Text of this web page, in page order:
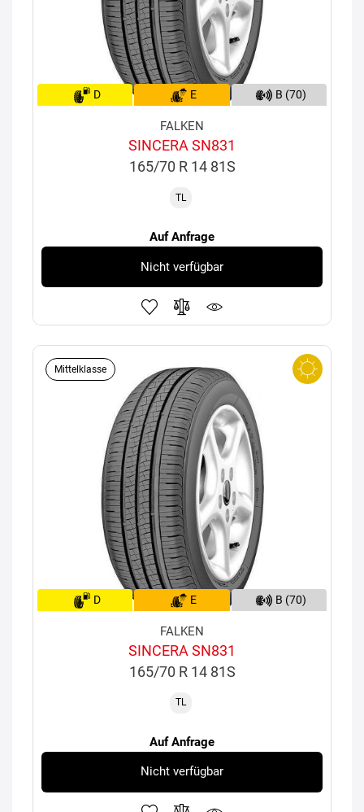
D E B (70)
FALKEN
SINCERA SN831
165/70 R 14 81S
TL
Auf Anfrage
Nicht verfügbar
Mittelklasse
D E B (70)
FALKEN
SINCERA SN831
165/70 R 14 81S
TL
Auf Anfrage
Nicht verfügbar